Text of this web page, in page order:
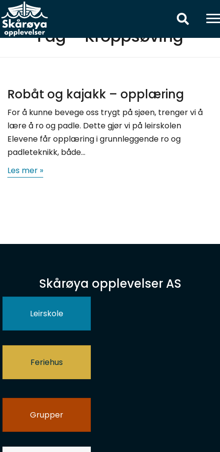
Fag – Kroppsøving
Robåt og kajakk – opplæring
For å kunne bevege oss trygt på sjøen, trenger vi å
lære å ro og padle. Dette gjør vi på leirskolen
Elevene får opplæring i grunnleggende ro og
padleteknikk, både…
Les mer »
Skårøya opplevelser AS
Leirskole
Feriehus
Grupper